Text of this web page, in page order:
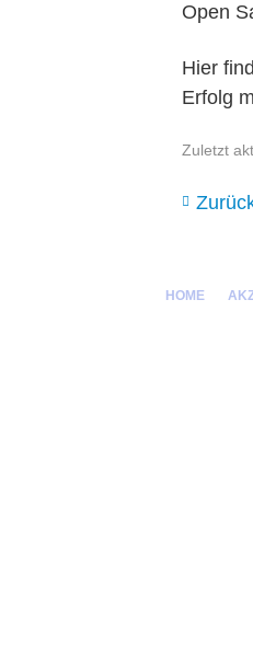
Open
Hier
Erfolg
Zuletzt
NAVIGATION
HOME